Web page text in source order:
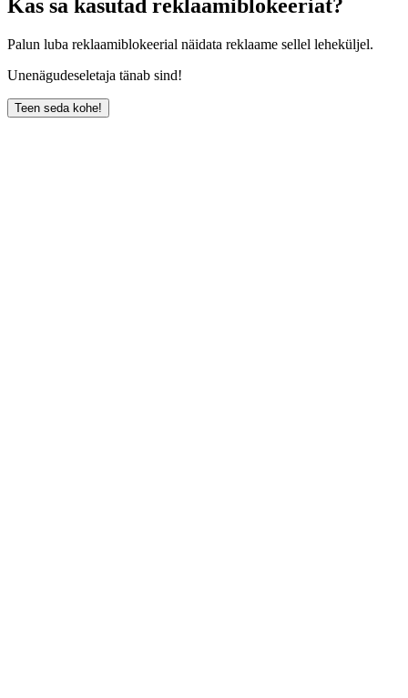
Kas sa kasutad reklaamiblokeeriat?
Palun luba reklaamiblokeerial näidata reklaame sellel leheküljel.
Unenägudeseletaja tänab sind!
Teen seda kohe!